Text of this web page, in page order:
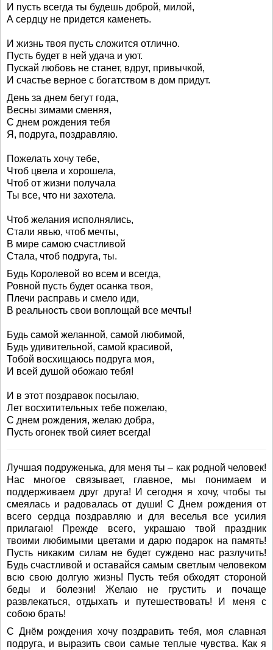
И пусть всегда ты будешь доброй, милой,
А сердцу не придется каменеть.
И жизнь твоя пусть сложится отлично.
Пусть будет в ней удача и уют.
Пускай любовь не станет, вдруг, привычкой,
И счастье верное с богатством в дом придут.
День за днем бегут года,
Весны зимами сменяя,
С днем рождения тебя
Я, подруга, поздравляю.
Пожелать хочу тебе,
Чтоб цвела и хорошела,
Чтоб от жизни получала
Ты все, что ни захотела.
Чтоб желания исполнялись,
Стали явью, чтоб мечты,
В мире самою счастливой
Стала, чтоб подруга, ты.
Будь Королевой во всем и всегда,
Ровной пусть будет осанка твоя,
Плечи расправь и смело иди,
В реальность свои воплощай все мечты!
Будь самой желанной, самой любимой,
Будь удивительной, самой красивой,
Тобой восхищаюсь подруга моя,
И всей душой обожаю тебя!
И в этот поздравок посылаю,
Лет восхитительных тебе пожелаю,
С днем рождения, желаю добра,
Пусть огонек твой сияет всегда!
Лучшая подруженька, для меня ты – как родной человек!
Нас многое связывает, главное, мы понимаем и
поддерживаем друг друга! И сегодня я хочу, чтобы ты
смеялась и радовалась от души! С Днем рождения от
всего сердца поздравляю и для веселья все усилия
прилагаю! Прежде всего, украшаю твой праздник
твоими любимыми цветами и дарю подарок на память!
Пусть никаким силам не будет суждено нас разлучить!
Будь счастливой и оставайся самым светлым человеком
всю свою долгую жизнь! Пусть тебя обходят стороной
беды и болезни! Желаю не грустить и почаще
развлекаться, отдыхать и путешествовать! И меня с
собою брать!
С Днём рождения хочу поздравить тебя, моя славная
подруга, и выразить свои самые теплые чувства. Как я